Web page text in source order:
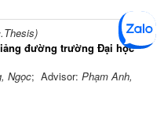
đường trường Đại học
Ngọc; Advisor: Phạm Anh,